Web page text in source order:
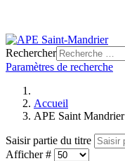
Rechercher
Paramètres de recherche
Accueil
APE Saint Mandrier
Saisir partie du titre
Afficher #